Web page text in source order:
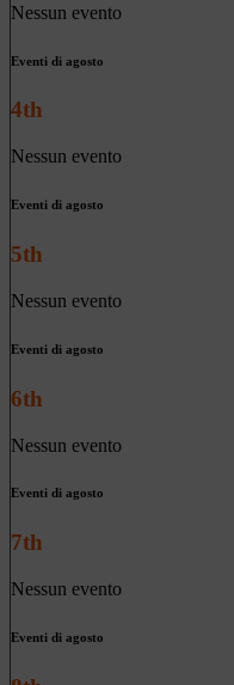
Nessun evento
Eventi di agosto
4th
Nessun evento
Eventi di agosto
5th
Nessun evento
Eventi di agosto
6th
Nessun evento
Eventi di agosto
7th
Nessun evento
Eventi di agosto